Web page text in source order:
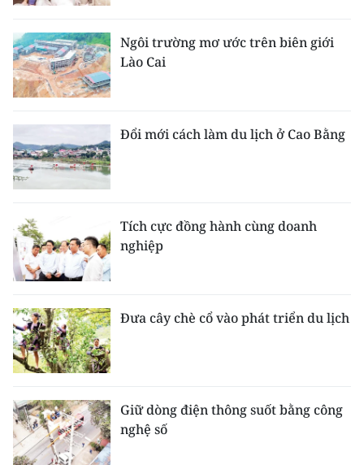
Ngôi trường mơ ước trên biên giới
Lào Cai
Đổi mới cách làm du lịch ở Cao Bằng
Tích cực đồng hành cùng doanh
nghiệp
Đưa cây chè cổ vào phát triển du lịch
Giữ dòng điện thông suốt bằng công
nghệ số